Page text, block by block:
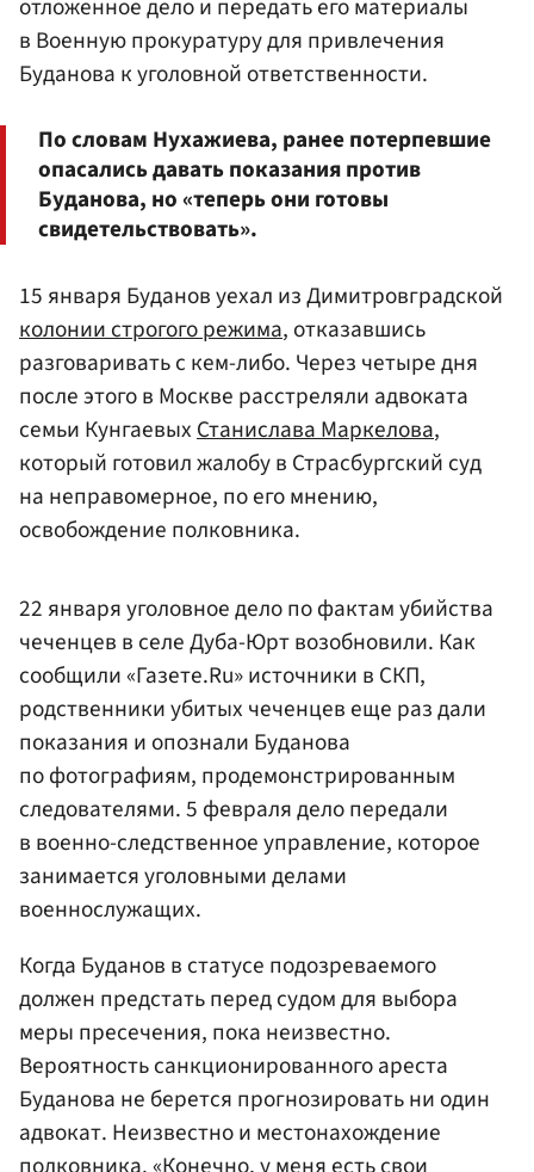
отложенное дело и передать его материалы
в Военную прокуратуру для привлечения
Буданова к уголовной ответственности.
По словам Нухажиева, ранее потерпевшие
опасались давать показания против
Буданова, но «теперь они готовы
свидетельствовать».
15 января Буданов уехал из Димитровградской
колонии строгого режима, отказавшись
разговаривать с кем-либо. Через четыре дня
после этого в Москве расстреляли адвоката
семьи КунгаевыхСтанислава Маркелова,
который готовил жалобу в Страсбургский суд
на неправомерное, по его мнению,
освобождение полковника.
22 января уголовное дело по фактам убийства
чеченцев в селе Дуба-Юрт возобновили. Как
сообщили «Газете.Ru» источники в СКП,
родственники убитых чеченцев еще раз дали
показания и опознали Буданова
по фотографиям, продемонстрированным
следователями. 5 февраля дело передали
в военно-следственное управление, которое
занимается уголовными делами
военнослужащих.
Когда Буданов в статусе подозреваемого
должен предстать перед судом для выбора
меры пресечения, пока неизвестно.
Вероятность санкционированного ареста
Буданова не берется прогнозировать ни один
адвокат. Неизвестно и местонахождение